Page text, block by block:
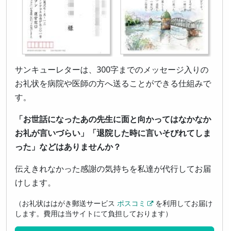
サンキューレターは、300字までのメッセージ入りの
お礼状を病院や医師の方へ送ることができる仕組みで
す。
「お世話になったあの先生に面と向かってはなかなか
お礼が言いづらい」「退院した時に言いそびれてしま
った」などはありませんか？
伝えきれなかった感謝の気持ちを私達が代行してお届
けします。
（お礼状ははがき郵送サービス ポスコミ
を利用してお届け
します。費用は当サイトにて負担しております）